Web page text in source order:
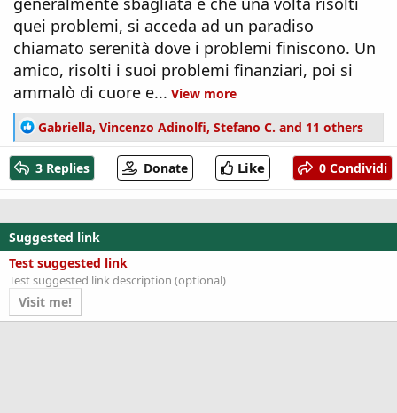
quei problemi, si acceda ad un paradiso
chiamato serenità dove i problemi finiscono. Un
amico, risolti i suoi problemi finanziari, poi si
ammalò di cuore e... View more
R
e
a
c
t
o
n
s
:
Gabriella, Vincenzo Adinolfi, Stefano C. and 11 others
3 Replies Donate Like 0 Condividi
Suggested link
Test suggested link
Test suggested link description (optional)
Visit me!